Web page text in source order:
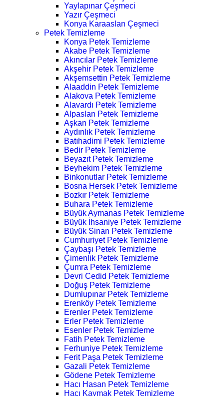
Yaylapınar Çeşmeci
Yazır Çeşmeci
Konya Karaaslan Çeşmeci
Petek Temizleme
Konya Petek Temizleme
Akabe Petek Temizleme
Akıncılar Petek Temizleme
Akşehir Petek Temizleme
Akşemsettin Petek Temizleme
Alaaddin Petek Temizleme
Alakova Petek Temizleme
Alavardı Petek Temizleme
Alpaslan Petek Temizleme
Aşkan Petek Temizleme
Aydınlık Petek Temizleme
Batıhadimi Petek Temizleme
Bedir Petek Temizleme
Beyazıt Petek Temizleme
Beyhekim Petek Temizleme
Binkonutlar Petek Temizleme
Bosna Hersek Petek Temizleme
Bozkır Petek Temizleme
Buhara Petek Temizleme
Büyük Aymanas Petek Temizleme
Büyük İhsaniye Petek Temizleme
Büyük Sinan Petek Temizleme
Cumhuriyet Petek Temizleme
Çaybaşı Petek Temizleme
Çimenlik Petek Temizleme
Çumra Petek Temizleme
Devri Cedid Petek Temizleme
Doğuş Petek Temizleme
Dumlupınar Petek Temizleme
Erenköy Petek Temizleme
Erenler Petek Temizleme
Erler Petek Temizleme
Esenler Petek Temizleme
Fatih Petek Temizleme
Ferhuniye Petek Temizleme
Ferit Paşa Petek Temizleme
Gazali Petek Temizleme
Gödene Petek Temizleme
Hacı Hasan Petek Temizleme
Hacı Kaymak Petek Temizleme